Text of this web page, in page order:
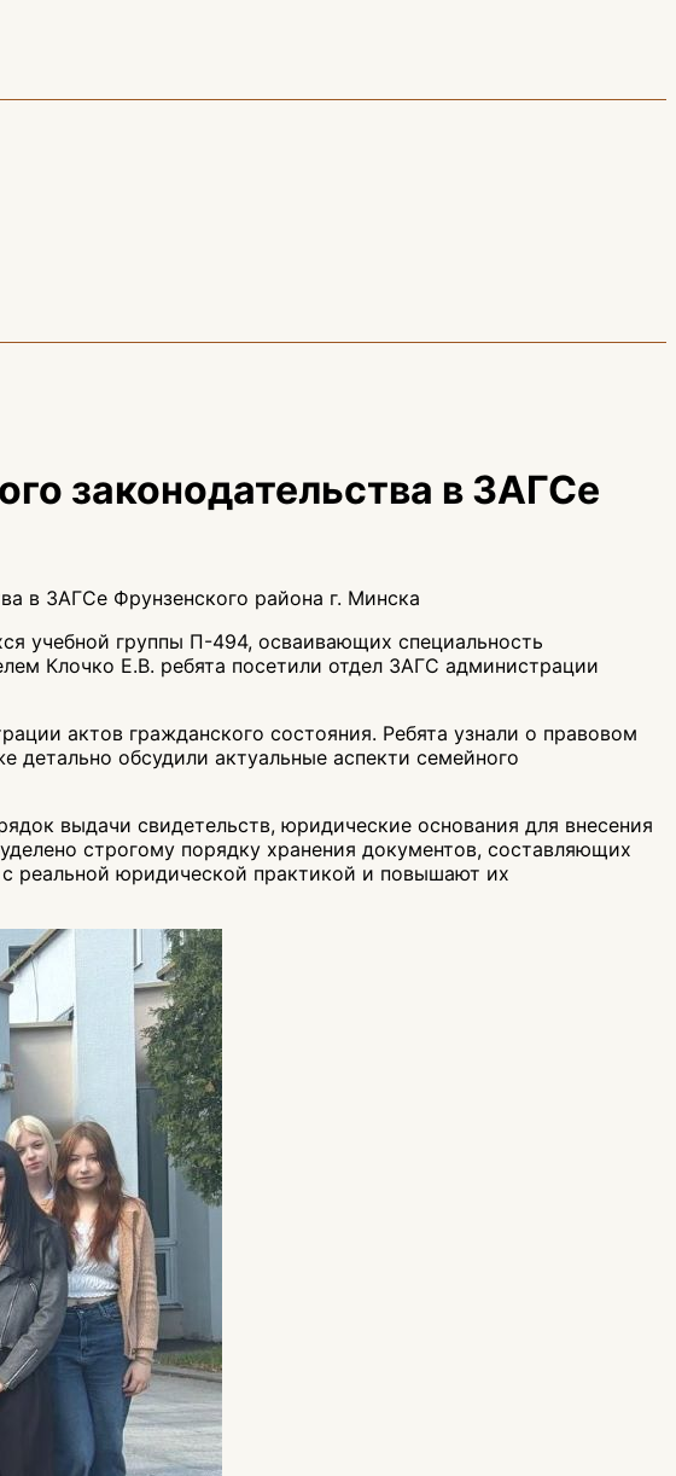
законодательства в ЗАГСе
в ЗАГСе Фрунзенского района г. Минска
учебной группы П-494, осваивающих специальность
Клочко Е.В. ребята посетили отдел ЗАГС администрации
актов гражданского состояния. Ребята узнали о правовом
детально обсудили актуальные аспекти семейного
выдачи свидетельств, юридические основания для внесения
строгому порядку хранения документов, составляющих
реальной юридической практикой и повышают их